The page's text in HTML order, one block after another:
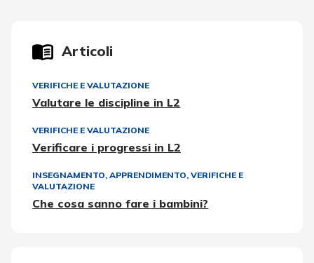
Articoli
VERIFICHE E VALUTAZIONE
Valutare le discipline in L2
VERIFICHE E VALUTAZIONE
Verificare i progressi in L2
INSEGNAMENTO, APPRENDIMENTO, VERIFICHE E
VALUTAZIONE
Che cosa sanno fare i bambini?